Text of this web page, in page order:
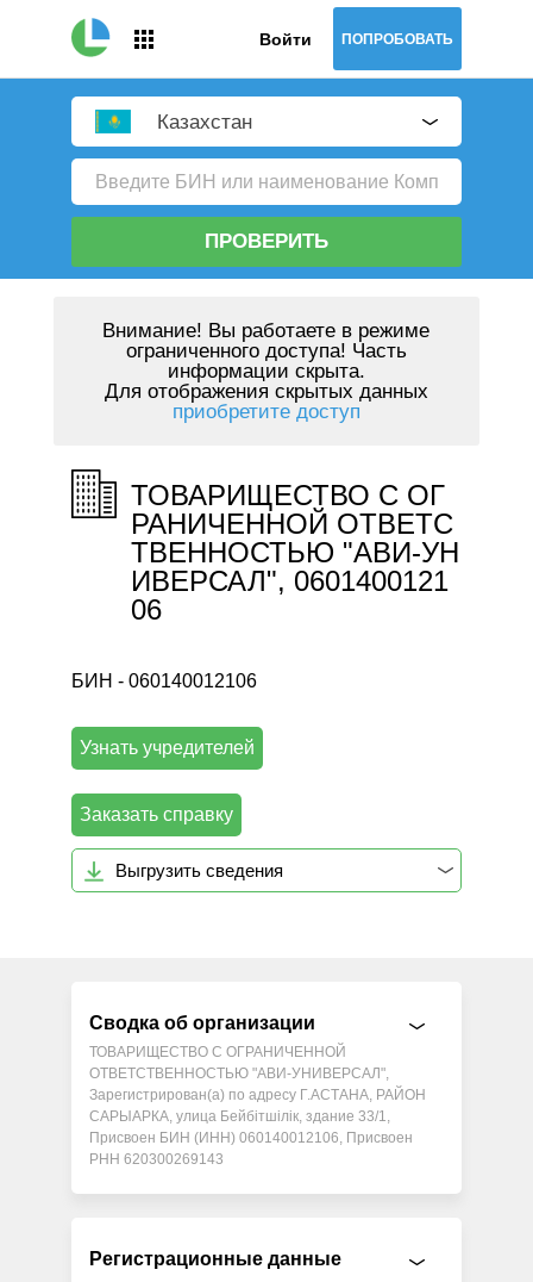
Войти ПОПРОБОВАТЬ
Казахстан
ПРОВЕРИТЬ
Внимание! Вы работаете в режиме
ограниченного доступа! Часть
информации скрыта.
Для отображения скрытых данных
приобретите доступ
ТОВАРИЩЕСТВО С ОГ
РАНИЧЕННОЙ ОТВЕТС
ТВЕННОСТЬЮ "АВИ-УН
ИВЕРСАЛ", 0601400121
06
БИН - 060140012106
Узнать учредителей
Заказать справку
Выгрузить сведения
Сводка об организации
ТОВАРИЩЕСТВО С ОГРАНИЧЕННОЙ
ОТВЕТСТВЕННОСТЬЮ "АВИ-УНИВЕРСАЛ",
Зарегистрирован(а) по адресу Г.АСТАНА, РАЙОН
САРЫАРКА, улица Бейбітшілік, здание 33/1,
Присвоен БИН (ИНН) 060140012106, Присвоен
РНН 620300269143
Регистрационные данные